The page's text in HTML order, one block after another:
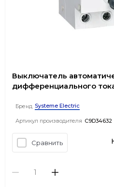
Выключатель
дифференциального
Бренд Systeme Electric
Артикул производителя C9D34632
Сравнить